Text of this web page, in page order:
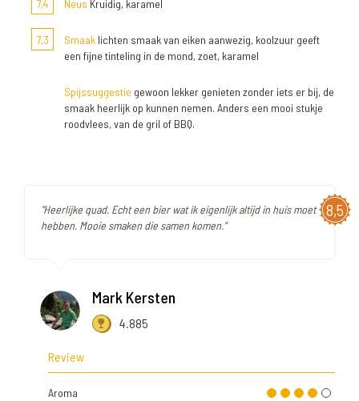
7,4 Neus Kruidig, karamel
7,3 Smaak lichten smaak van eiken aanwezig, koolzuur geeft
een fijne tinteling in de mond, zoet, karamel
Spijssuggestie gewoon lekker genieten zonder iets er bij, de
smaak heerlijk op kunnen nemen. Anders een mooi stukje
roodvlees, van de gril of BBQ.
8,5
"Heerlijke quad. Echt een bier wat ik eigenlijk altijd in huis moet
hebben. Mooie smaken die samen komen."
Mark Kersten
4.885
Review
Aroma